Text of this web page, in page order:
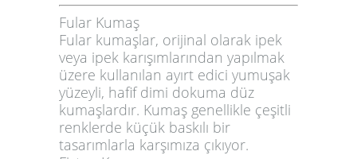
Fular Kumaş
Fular kumaşlar, orijinal olarak ipek
veya ipek karışımlarından yapılmak
üzere kullanılan ayırt edici yumuşak
yüzeyli, hafif dimi dokuma düz
kumaşlardır. Kumaş genellikle çeşitli
renklerde küçük baskılı bir
tasarımlarla karşımıza çıkıyor.